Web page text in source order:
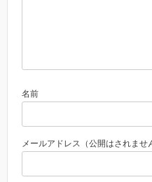
名前
メールアドレス（公開はされませ